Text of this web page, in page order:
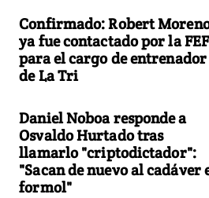
Confirmado: Robert
ya fue contactado por la FEF
para el cargo de entrenador
de La Tri
Daniel Noboa responde a
Osvaldo Hurtado tras
llamarlo "criptodictador":
"Sacan de nuevo al cadáver
formol"